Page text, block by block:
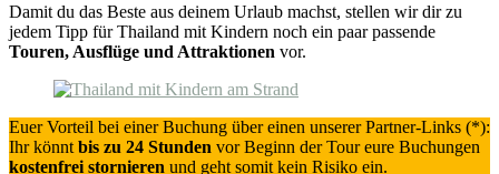
Damit du das Beste aus deinem Urlaub machst, stellen wir dir zu
jedem Tipp für Thailand mit Kindern noch ein paar passende
Touren, Ausflüge und Attraktionen vor.
Euer Vorteil bei einer Buchung über einen unserer Partner-Links (*):
Ihr könnt bis zu 24 Stunden vor Beginn der Tour eure Buchungen
kostenfrei stornieren und geht somit kein Risiko ein.